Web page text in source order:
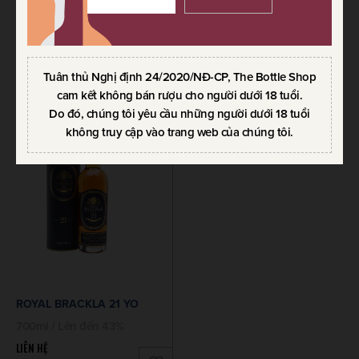
Tuân thủ Nghị định 24/2020/NĐ-CP, The Bottle Shop
cam kết không bán rượu cho người dưới 18 tuổi.
Do đó, chúng tôi yêu cầu những người dưới 18 tuổi
không truy cập vào trang web của chúng tôi.
ROYAL BRACKLA 12 YO
700ml / Lên đến 43%
ROYAL BRACKLA 21 YO
LIÊN HỆ